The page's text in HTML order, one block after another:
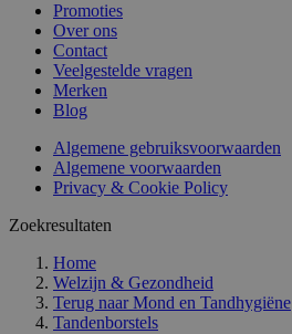
Promoties
Over ons
Contact
Veelgestelde vragen
Merken
Blog
Algemene gebruiksvoorwaarden
Algemene voorwaarden
Privacy & Cookie Policy
Zoekresultaten
Home
Welzijn & Gezondheid
Terug naar Mond en Tandhygiëne
Tandenborstels